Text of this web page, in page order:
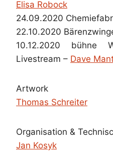
Elisa Robock
24.09.2020
22.10.2020
10.12.2020 bühne
Livestream – Dave
Artwork
Thomas Schreiter
Organisation &
Jan Kosyk